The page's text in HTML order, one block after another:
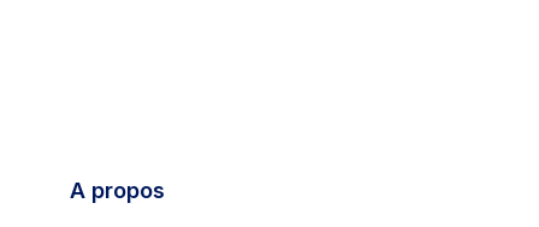
A propos